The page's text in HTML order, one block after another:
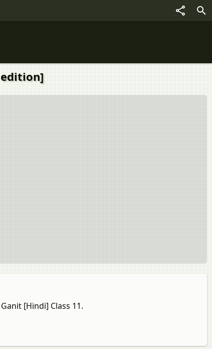
edition]
[Hindi] Class 11.